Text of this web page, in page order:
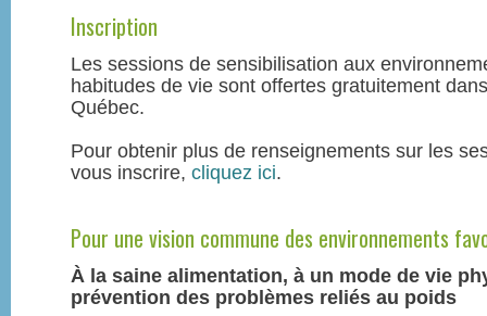
Inscription
Les sessions de sensibilisation aux
habitudes de vie sont offertes gratuitement
Québec.
Pour obtenir plus de renseignements sur les
vous inscrire, cliquez ici.
Pour une vision commune des environnements
À la saine alimentation, à un mode de vie
prévention des problèmes reliés au poids